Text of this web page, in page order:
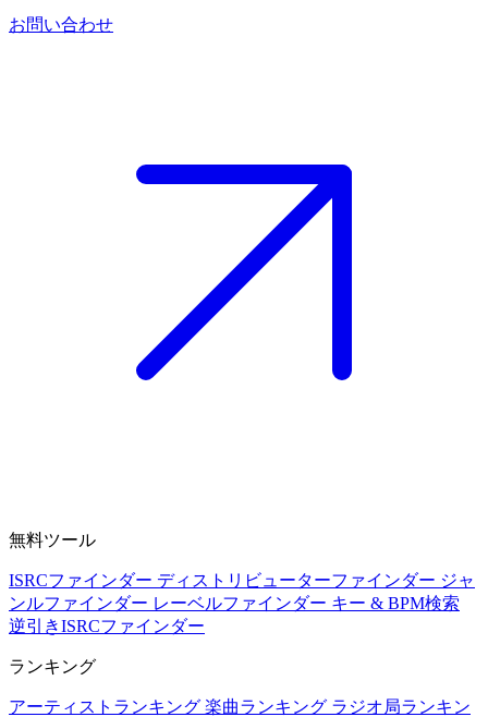
お問い合わせ
無料ツール
ISRCファインダー ディストリビューターファインダー ジャ
ンルファインダー レーベルファインダー キー & BPM検索
逆引きISRCファインダー
ランキング
アーティストランキング 楽曲ランキング ラジオ局ランキン